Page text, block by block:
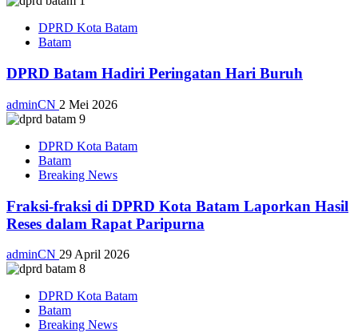
DPRD Kota Batam
Batam
DPRD Batam Hadiri Peringatan Hari Buruh
adminCN 2 Mei 2026
DPRD Kota Batam
Batam
Breaking News
Fraksi-fraksi di DPRD Kota Batam Laporkan Hasil
Reses dalam Rapat Paripurna
adminCN 29 April 2026
DPRD Kota Batam
Batam
Breaking News